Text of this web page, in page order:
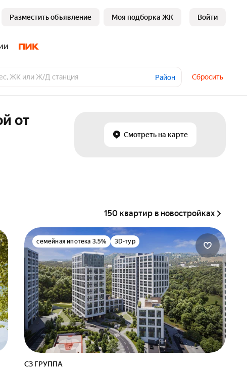
Разместить объявление Моя подборка ЖК Войти
Район Сбросить
от
Смотреть на карте
150 квартир в новостройках
семейная ипотека 3.5% 3D-тур
СЗ ГРУППА